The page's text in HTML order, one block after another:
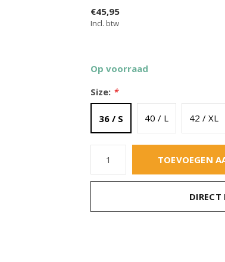
€45,95
Incl. btw
Op voorraad
Size: *
36 / S 40 / L 42 / XL
TOEVOEGEN
DIRECT